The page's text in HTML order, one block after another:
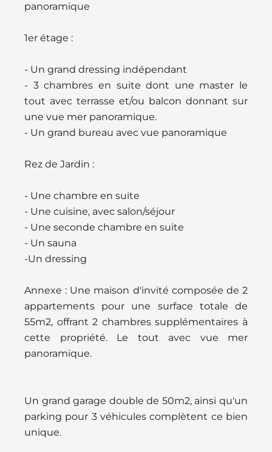
panoramique
1er étage :
- Un grand dressing indépendant
- 3 chambres en suite dont une master le
tout avec terrasse et/ou balcon donnant sur
une vue mer panoramique.
- Un grand bureau avec vue panoramique
Rez de Jardin :
- Une chambre en suite
- Une cuisine, avec salon/séjour
- Une seconde chambre en suite
- Un sauna
-Un dressing
Annexe : Une maison d'invité composée de 2
appartements pour une surface totale de
55m2, offrant 2 chambres supplémentaires à
cette propriété. Le tout avec vue mer
panoramique.
Un grand garage double de 50m2, ainsi qu'un
parking pour 3 véhicules complètent ce bien
unique.